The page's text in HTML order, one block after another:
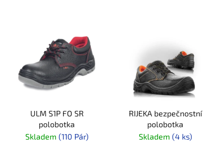
ULM S1P FO SR
polobotka
Skladem (110 Pár)
RIJEKA bezpečnostní
polobotka
Skladem (4 ks)